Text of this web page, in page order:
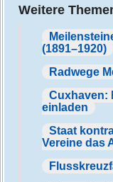
Weitere
(1891–1920)
Radwege
Cuxhaven:
einladen
Staat
Vereine das